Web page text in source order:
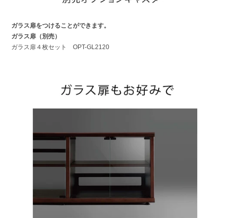
ガラス扉をつけることができます。
ガラス扉（別売）
ガラス扉４枚セット OPT-GL2120